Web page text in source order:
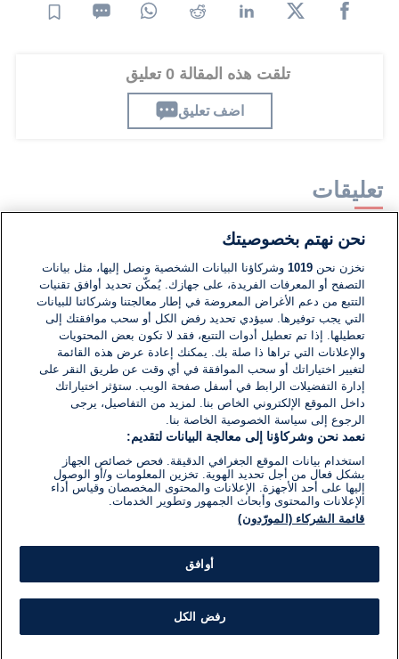
تلقت هذه المقالة 0 تعليق
اضف تعليق
تعليقات
لا توجد تعليقات مكتوبة حتى الآن. كن الأول!
اكتب تعليقًا جديدًا ...
نحن نهتم بخصوصيتك
نخزن نحن1019 وشركاؤنا البيانات الشخصية ونصل إليها، مثل بيانات
التصفح أو المعرفات الفريدة، على جهازك. يُمكّن تحديد أوافق تقنيات
التتبع من دعم الأغراض المعروضة في إطار معالجتنا وشركائنا للبيانات
التي يجب توفيرها. سيؤدي تحديد رفض الكل أو سحب موافقتك إلى
تعطيلها. إذا تم تعطيل أدوات التتبع، فقد لا تكون بعض المحتويات
والإعلانات التي تراها ذا صلة بك. يمكنك إعادة عرض هذه القائمة
لتغيير اختياراتك أو سحب الموافقة في أي وقت عن طريق النقر على
إدارة التفضيلات الرابط في أسفل صفحة الويب. ستؤثر اختياراتك
داخل الموقع الإلكتروني الخاص بنا. لمزيد من التفاصيل، يرجى
الرجوع إلى سياسة الخصوصية الخاصة بنا.
نعمد نحن وشركاؤنا إلى معالجة البيانات لتقديم:
استخدام بيانات الموقع الجغرافي الدقيقة. فحص خصائص الجهاز
بشكل فعال من أجل تحديد الهوية. تخزين المعلومات و/أو الوصول
إليها على أحد الأجهزة. الإعلانات والمحتوى المخصصان وقياس أداء
الإعلانات والمحتوى وأبحاث الجمهور وتطوير الخدمات.
قائمة الشركاء (المورّدون)
أوافق
رفض الكل